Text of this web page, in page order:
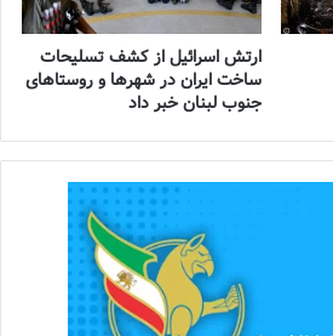
ارتش اسرائیل از کشف تسلیحات
ساخت ایران در شهرها و روستاهای
جنوب لبنان خبر داد